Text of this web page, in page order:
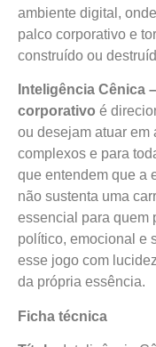
ambiente digital,
palco corporativo e
construído ou
Inteligência Cênica
corporativo é
ou desejam atuar
complexos e para
que entendem que a
não sustenta uma
essencial para quem
político, emocional e
esse jogo com
da própria essência.
Ficha técnica